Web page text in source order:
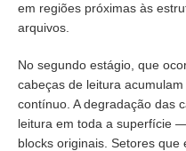
em regiões próximas às
arquivos.
No segundo estágio, que
cabeças de leitura
contínuo. A degradação das
leitura em toda a superfície
blocks originais. Setores